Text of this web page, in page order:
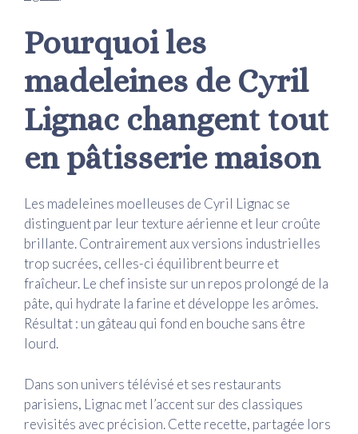
Pourquoi les
madeleines de Cyril
Lignac changent tout
en pâtisserie maison
Les madeleines moelleuses de Cyril Lignac se
distinguent par leur texture aérienne et leur croûte
brillante. Contrairement aux versions industrielles
trop sucrées, celles-ci équilibrent beurre et
fraîcheur. Le chef insiste sur un repos prolongé de la
pâte, qui hydrate la farine et développe les arômes.
Résultat : un gâteau qui fond en bouche sans être
lourd.
Dans son univers télévisé et ses restaurants
parisiens, Lignac met l’accent sur des classiques
revisités avec précision. Cette recette, partagée lors